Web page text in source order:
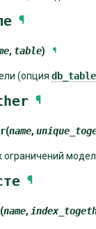
¶
, table) ¶
(опция db_table
¶
(name,
ограничений
¶
(name,